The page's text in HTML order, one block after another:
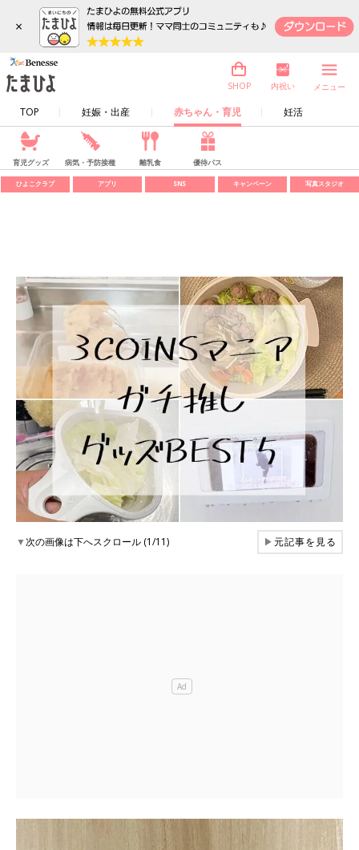
×
TOP 妊娠・出産 赤ちゃん・育児 妊活
SHOP 内祝い メニュー
育児グッズ 病気・予防接種 離乳食 優待パス
ひよこクラブ アプリ SNS キャンペーン 写真スタジオ
▼次の画像は下へスクロール (1/11) ▶元記事を見る